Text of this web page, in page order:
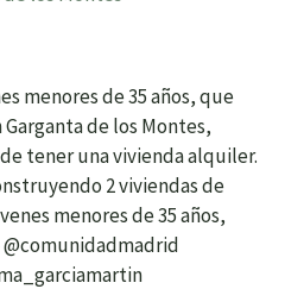
menores de 35 años, que
de los Montes,
tener una vivienda alquiler.
2 viviendas de
menores de 35 años,